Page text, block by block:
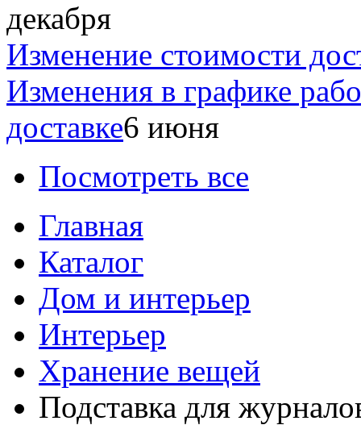
декабря
Изменение стоимости
Изменения в графике
доставке6 июня
Посмотреть все
Главная
Каталог
Дом и интерьер
Интерьер
Хранение вещей
Подставка для